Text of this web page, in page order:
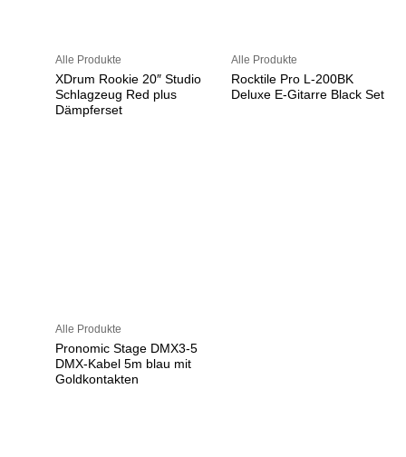
Alle Produkte
XDrum Rookie 20″ Studio
Schlagzeug Red plus
Dämpferset
Alle Produkte
Rocktile Pro L-200BK
Deluxe E-Gitarre Black Set
Alle Produkte
Pronomic Stage DMX3-5
DMX-Kabel 5m blau mit
Goldkontakten